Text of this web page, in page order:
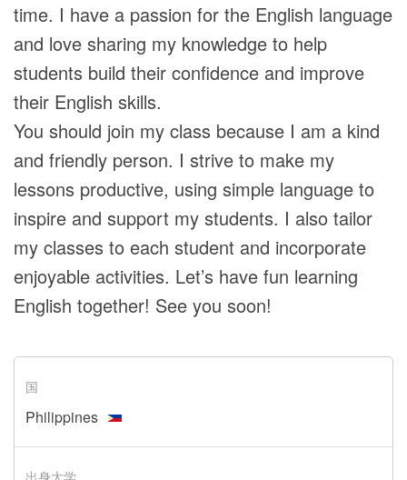
time. I have a passion for the English language
and love sharing my knowledge to help
students build their confidence and improve
their English skills.
You should join my class because I am a kind
and friendly person. I strive to make my
lessons productive, using simple language to
inspire and support my students. I also tailor
my classes to each student and incorporate
enjoyable activities. Let’s have fun learning
English together! See you soon!
国
Philippines
出身大学